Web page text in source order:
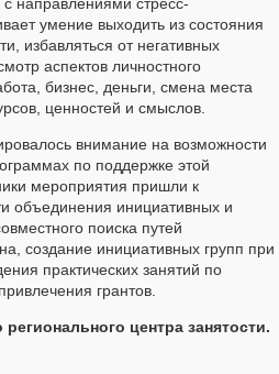
умение выходить из состояния
избавляться от негативных
аспектов личностного
бизнес, деньги, смена места
ценностей и смыслов.
внимание на возможности
по поддержке этой
мероприятия пришли к
объединения инициативных и
поиска путей
создание инициативных групп при
практических занятий по
грантов.
центра занятости.